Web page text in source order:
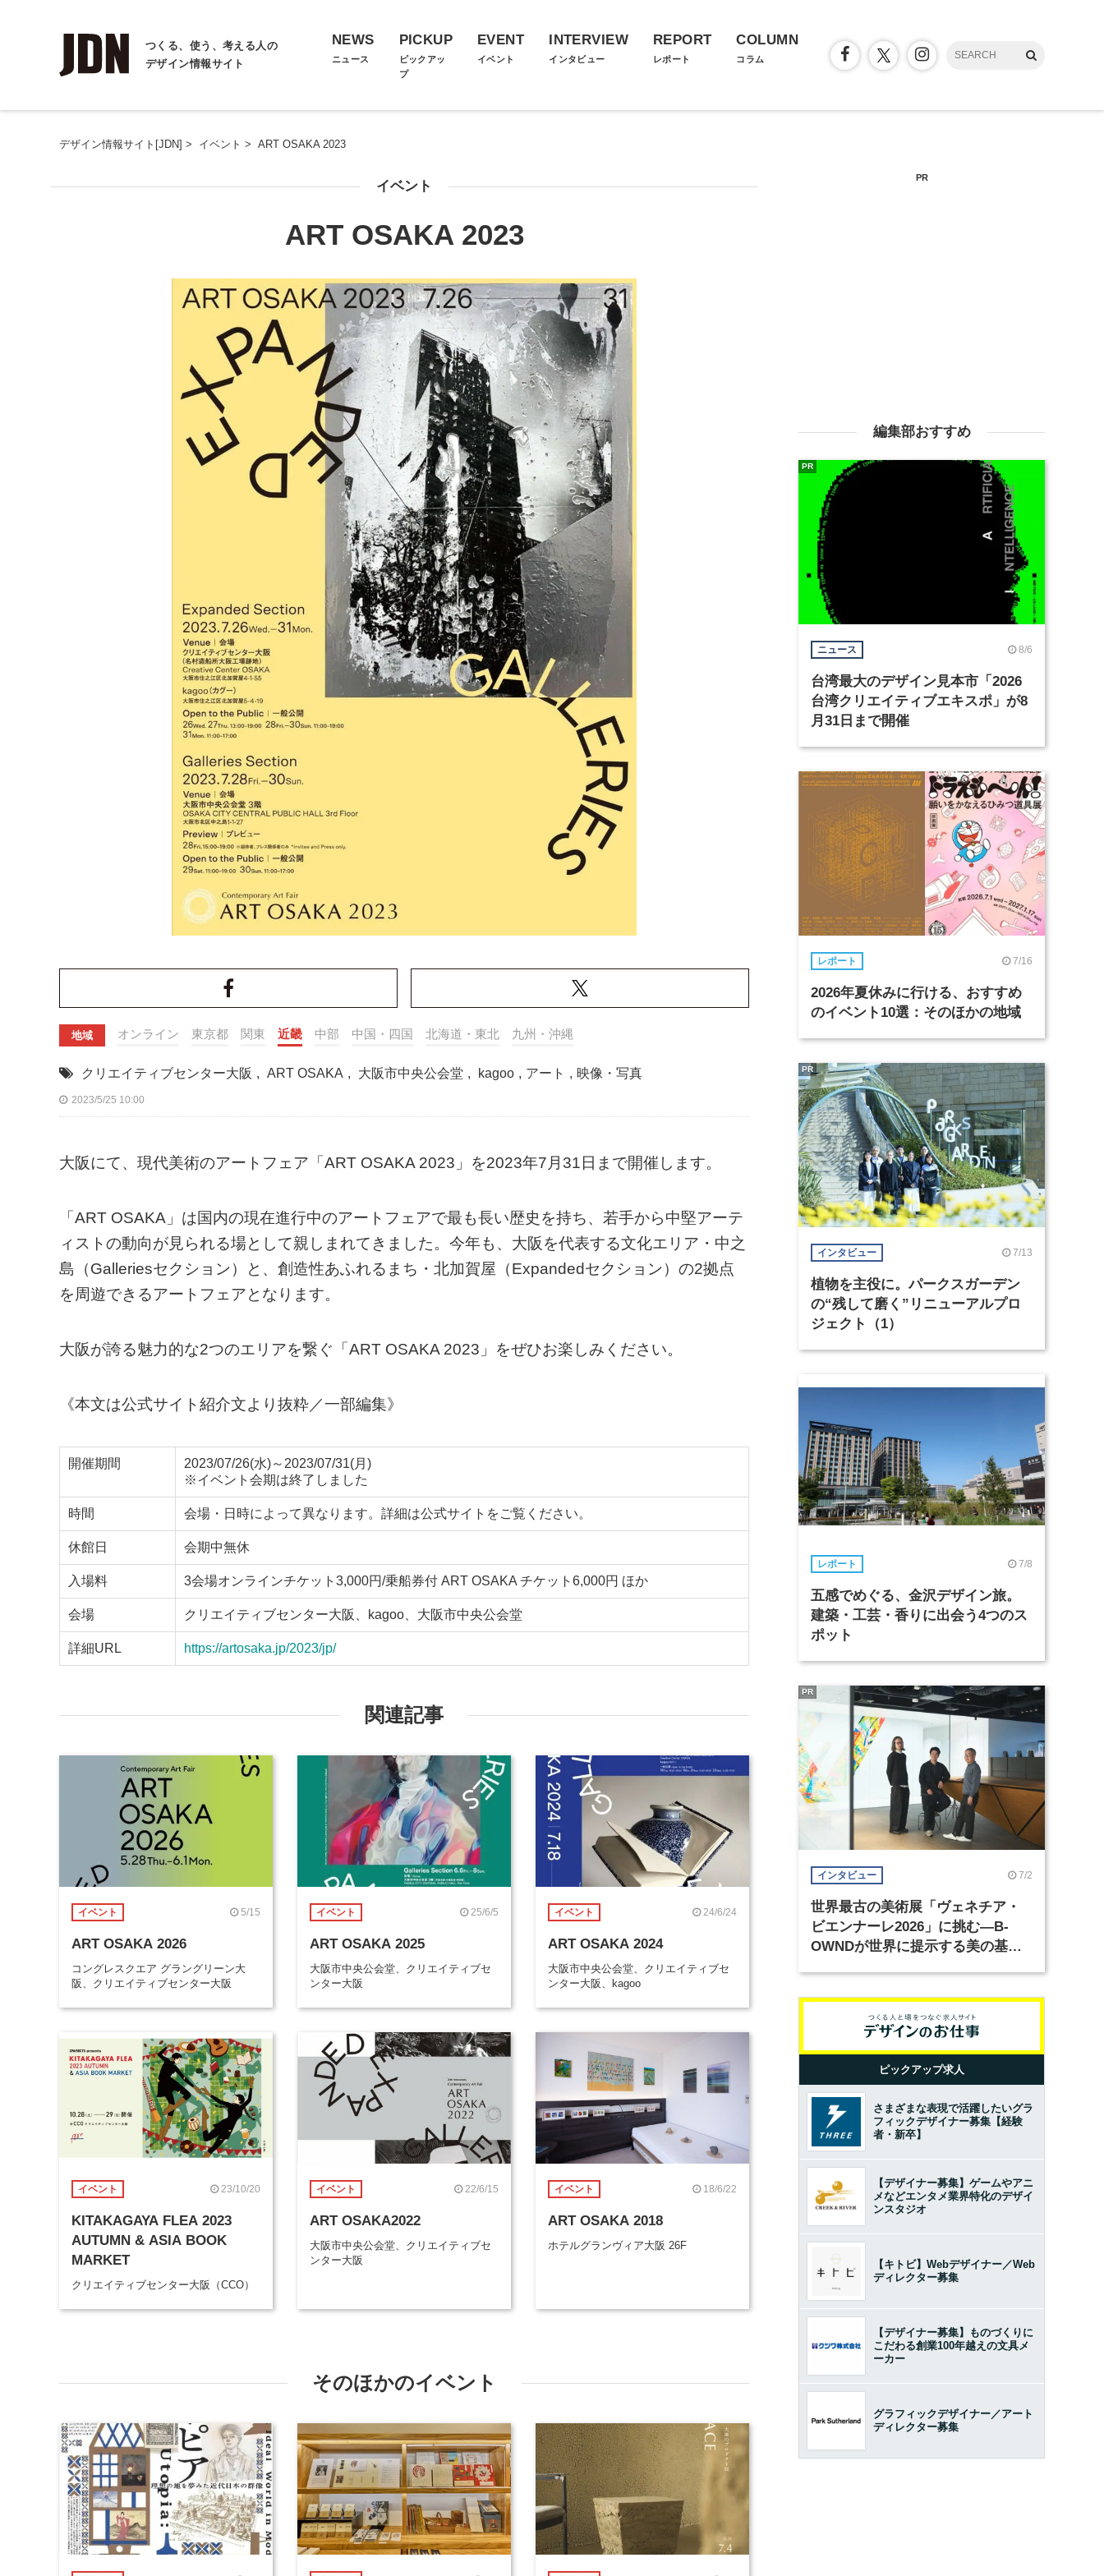
つくる、使う、考える人の
デザイン情報サイト
NEWS
ニュース
PICKUP
ピックアッ
プ
EVENT
イベント
INTERVIEW
インタビュー
REPORT
レポート
COLUMN
コラム
デザイン情報サイト[JDN] > イベント > ART OSAKA 2023
イベント
ART OSAKA 2023
地域 オンライン 東京都 関東 近畿 中部 中国・四国 北海道・東北 九州・沖縄
クリエイティブセンター大阪 , ART OSAKA , 大阪市中央公会堂 , kagoo , アート , 映像・写真
2023/5/25 10:00
大阪にて、現代美術のアートフェア「ART OSAKA 2023」を2023年7月31日まで開催します。
「ART OSAKA」は国内の現在進行中のアートフェアで最も長い歴史を持ち、若手から中堅アーテ
ィストの動向が見られる場として親しまれてきました。今年も、大阪を代表する文化エリア・中之
島（Galleriesセクション）と、創造性あふれるまち・北加賀屋（Expandedセクション）の2拠点
を周遊できるアートフェアとなります。
大阪が誇る魅力的な2つのエリアを繋ぐ「ART OSAKA 2023」をぜひお楽しみください。
《本文は公式サイト紹介文より抜粋／一部編集》
開催期間
2023/07/26(水)～2023/07/31(月)
※イベント会期は終了しました
時間 会場・日時によって異なります。詳細は公式サイトをご覧ください。
休館日 会期中無休
入場料 3会場オンラインチケット3,000円/乗船券付 ART OSAKA チケット6,000円 ほか
会場 クリエイティブセンター大阪、kagoo、大阪市中央公会堂
詳細URL https://artosaka.jp/2023/jp/
関連記事
イベント 5/15
ART OSAKA 2026
コングレスクエア グラングリーン大
阪、クリエイティブセンター大阪
イベント 25/6/5
ART OSAKA 2025
大阪市中央公会堂、クリエイティブセ
ンター大阪
イベント 24/6/24
ART OSAKA 2024
大阪市中央公会堂、クリエイティブセ
ンター大阪、kagoo
イベント 23/10/20
KITAKAGAYA FLEA 2023
AUTUMN & ASIA BOOK
MARKET
クリエイティブセンター大阪（CCO）
イベント 22/6/15
ART OSAKA2022
大阪市中央公会堂、クリエイティブセ
ンター大阪
イベント 18/6/22
ART OSAKA 2018
ホテルグランヴィア大阪 26F
そのほかのイベント
PR
編集部おすすめ
ニュース 8/6
台湾最大のデザイン見本市「2026
台湾クリエイティブエキスポ」が8
月31日まで開催
PR
レポート 7/16
2026年夏休みに行ける、おすすめ
のイベント10選：そのほかの地域
インタビュー 7/13
植物を主役に。パークスガーデン
の“残して磨く”リニューアルプロ
ジェクト（1）
PR
レポート 7/8
五感でめぐる、金沢デザイン旅。
建築・工芸・香りに出会う4つのス
ポット
インタビュー 7/2
世界最古の美術展「ヴェネチア・
ビエンナーレ2026」に挑む―B-
OWNDが世界に提示する美の基準
PR
ピックアップ求人
さまざまな表現で活躍したいグラ
フィックデザイナー募集【経験
者・新卒】
【デザイナー募集】ゲームやアニ
メなどエンタメ業界特化のデザイ
ンスタジオ
【キトビ】Webデザイナー／Web
ディレクター募集
【デザイナー募集】ものづくりに
こだわる創業100年越えの文具メ
ーカー
グラフィックデザイナー／アート
ディレクター募集